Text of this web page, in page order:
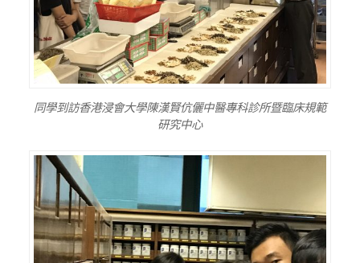
同學到訪香港浸會大學陳漢賢伉儷中醫專科診所暨臨床規範
研究中心